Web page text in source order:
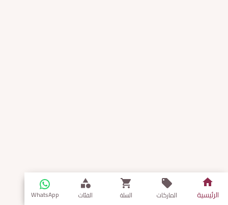
الرئيسية الماركات السلة الفئات WhatsApp